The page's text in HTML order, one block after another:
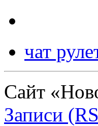
чат
Сайт
Записи